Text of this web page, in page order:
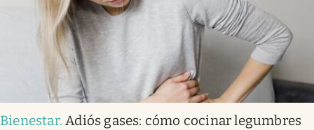
Bienestar.Adiós gases: cómo cocinar legumbres